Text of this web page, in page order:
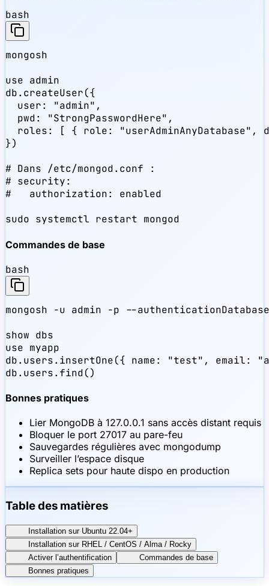
bash
mongosh
use admin
db.createUser({
  user: "admin",
  pwd: "StrongPasswordHere",
roles: [ { role: "userAdminAnyDatabase",
})
# Dans /etc/mongod.conf :
# security:
#   authorization: enabled
sudo systemctl restart mongod
Commandes de base
bash
mongosh -u admin -p --
show dbs
use myapp
db.users.insertOne({ name: "test", email:
db.users.find()
Bonnes pratiques
Lier MongoDB à 127.0.0.1 sans accès distant requis
Bloquer le port 27017 au pare-feu
Sauvegardes régulières avec mongodump
Surveiller l’espace disque
Replica sets pour haute dispo en production
Table des matières
Installation sur Ubuntu 22.04+
Installation sur RHEL / CentOS / Alma / Rocky
Activer l’authentification
Commandes de base
Bonnes pratiques